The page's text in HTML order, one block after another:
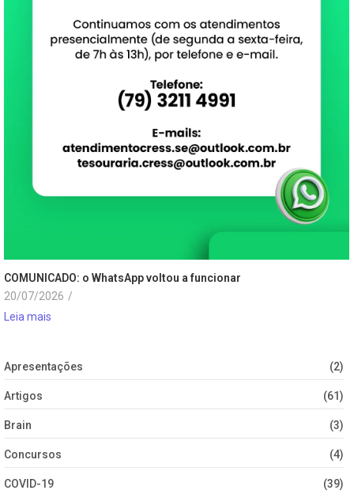
COMUNICADO: o WhatsApp voltou a funcionar
20/07/2026 /
Leia mais
Apresentações (2)
Artigos (61)
Brain (3)
Concursos (4)
COVID-19 (39)